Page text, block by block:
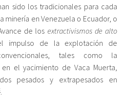
sido los tradicionales para cada
minería en Venezuela o Ecuador, o
de los extractivismos de alto
impulso de la explotación de
tales como la
el yacimiento de Vaca Muerta,
pesados y extrapesados en
.